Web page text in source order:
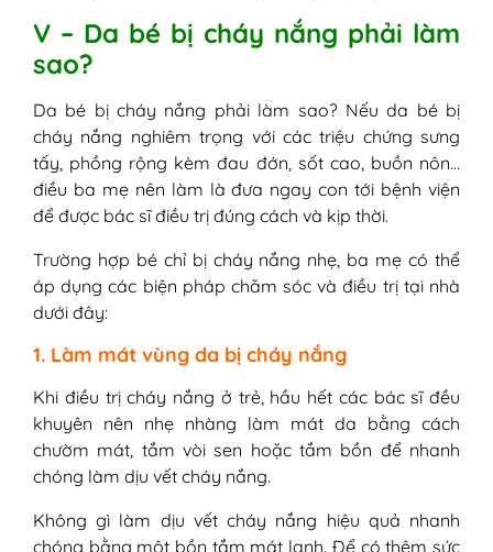
V – Da bé bị cháy nắng phải làm
sao?
Da bé bị cháy nắng phải làm sao? Nếu da bé bị
cháy nắng nghiêm trọng với các triệu chứng sưng
tấy, phồng rộng kèm đau đớn, sốt cao, buồn nôn…
điều ba mẹ nên làm là đưa ngay con tới bệnh viện
để được bác sĩ điều trị đúng cách và kịp thời.
Trường hợp bé chỉ bị cháy nắng nhẹ, ba mẹ có thể
áp dụng các biện pháp chăm sóc và điều trị tại nhà
dưới đây:
1. Làm mát vùng da bị cháy nắng
Khi điều trị cháy nắng ở trẻ, hầu hết các bác sĩ đều
khuyên nên nhẹ nhàng làm mát da bằng cách
chườm mát, tắm vòi sen hoặc tắm bồn để nhanh
chóng làm dịu vết cháy nắng.
Không gì làm dịu vết cháy nắng hiệu quả nhanh
chóng bằng một bồn tắm mát lạnh. Để có thêm sức